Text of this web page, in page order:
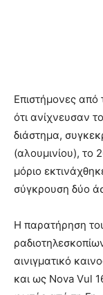
Επιστήμονες
ότι ανίχνευσαν
διάστημα,
(αλουμινίου), το
μόριο
σύγκρουση δύο
Η παρατήρηση
αινιγματικό
και ως Nova Vul